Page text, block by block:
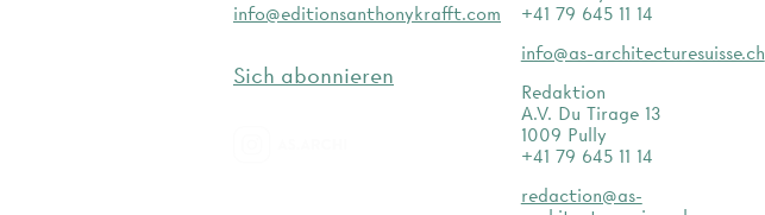
info@editionsanthonykrafft.com
Sich abonnieren
+41 79 645 11 14
info@as-architecturesuisse.ch
Redaktion
A.V. Du Tirage 13
1009 Pully
+41 79 645 11 14
redaction@as-